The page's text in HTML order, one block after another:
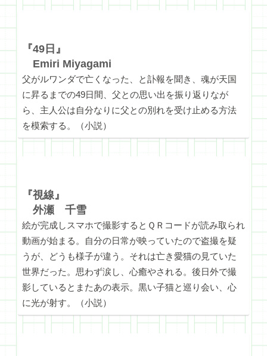
『49日』
Emiri Miyagami
父がルワンダで亡くなった、と訃報を聞き、魂が天国
に昇るまでの49日間、父との思い出を振り返りなが
ら、主人公は自分なりに父との別れを受け止める方法
を模索する。（小説）
『視線』
外瀬 千雪
絵が完成しスマホで撮影するとＱＲコードが読み取られ
動画が始まる。自分の日常が映っていたので盗撮を疑
うが、どうも様子が違う。それは亡き愛猫の見ていた
世界だった。思わず涙し、心癒やされる。後日外で撮
影しているとまたあの表示。黒い子猫と巡り会い、心
に光が射す。（小説）